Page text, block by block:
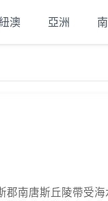
澳 亞洲
南唐斯丘陵帶受